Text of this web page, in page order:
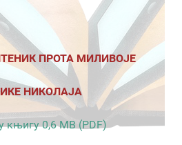
ПРОТА МИЛИВОЈЕ
НИКОЛАЈА
књигу 0,6 MB (PDF)